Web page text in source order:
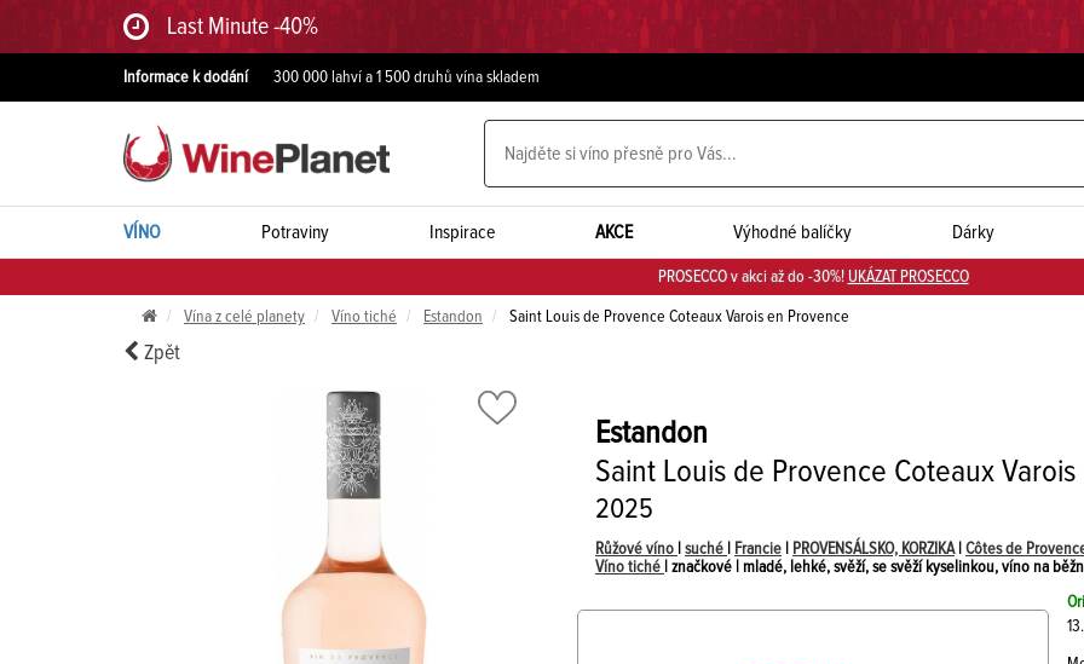
Last Minute -40%
Informace k dodání 300 000 lahví a 1 500 druhů vína skladem
VÍNO Potraviny Inspirace AKCE Výhodné balíčky Dárky
PROSECCO v akci až do -30%! UKÁZAT PROSECCO
Vína z celé planety Víno tiché Estandon Saint Louis de Provence Coteaux Varois en Provence
Zpět
Estandon
Saint Louis de Provence Coteaux
2025
Růžové víno suché Francie PROVENSÁLSKO, KORZIKA| Côtes de
Víno tiché
| značkové | mladé, lehké, svěží, se svěží kyselinkou, víno na